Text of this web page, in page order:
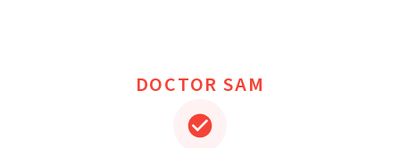
DOCTOR SAM